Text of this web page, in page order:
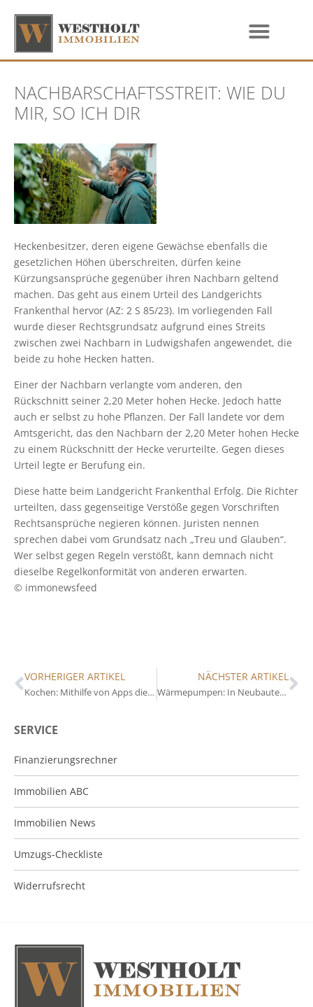
SERVICE
Finanzierungsrechner
Immobilien ABC
Immobilien News
Umzugs-Checkliste
Widerrufsrecht
NACHBARSCHAFTSSTREIT: WIE DU
MIR, SO ICH DIR
Heckenbesitzer, deren eigene Gewächse ebenfalls die
gesetzlichen Höhen überschreiten, dürfen keine
Kürzungsansprüche gegenüber ihren Nachbarn geltend
machen. Das geht aus einem Urteil des Landgerichts
Frankenthal hervor (AZ: 2 S 85/23). Im vorliegenden Fall
wurde dieser Rechtsgrundsatz aufgrund eines Streits
zwischen zwei Nachbarn in Ludwigshafen angewendet, die
beide zu hohe Hecken hatten.
Einer der Nachbarn verlangte vom anderen, den
Rückschnitt seiner 2,20 Meter hohen Hecke. Jedoch hatte
auch er selbst zu hohe Pflanzen. Der Fall landete vor dem
Amtsgericht, das den Nachbarn der 2,20 Meter hohen Hecke
zu einem Rückschnitt der Hecke verurteilte. Gegen dieses
Urteil legte er Berufung ein.
Diese hatte beim Landgericht Frankenthal Erfolg. Die Richter
urteilten, dass gegenseitige Verstöße gegen Vorschriften
Rechtsansprüche negieren können. Juristen nennen
sprechen dabei vom Grundsatz nach „Treu und Glauben“.
Wer selbst gegen Regeln verstößt, kann demnach nicht
dieselbe Regelkonformität von anderen erwarten.
© immonewsfeed
VORHERIGER ARTIKEL
Kochen: Mithilfe von Apps die Geräte steuern
NÄCHSTER ARTIKEL
Wärmepumpen: In Neubauten dominieren sie